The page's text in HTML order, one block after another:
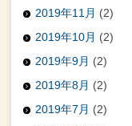
2019年11月 (2)
2019年10月 (2)
2019年9月 (2)
2019年8月 (2)
2019年7月 (2)